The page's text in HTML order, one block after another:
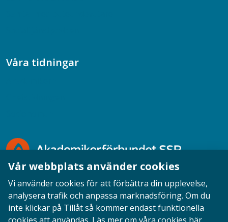
Våra tidningar
Opinion English Personuppgifter Cookies
Vår webbplats använder cookies
Vi använder cookies för att förbättra din upplevelse,
analysera trafik och anpassa marknadsföring. Om du
inte klickar på Tillåt så kommer endast funktionella